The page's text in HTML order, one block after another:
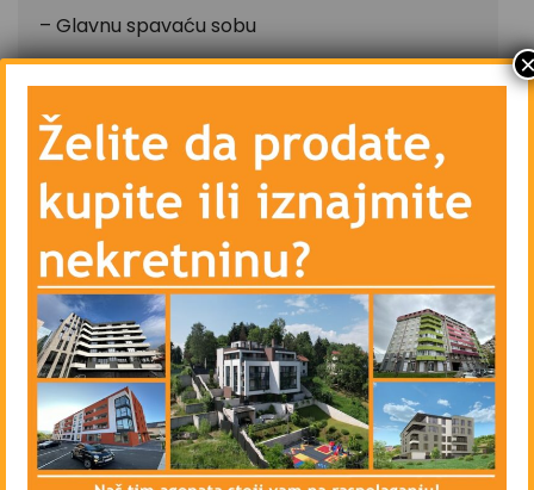
– Glavnu spavaću sobu
– Treću spavaću ili radnu sobu
– Kupatilo i dodatni toalet
– Hodnik
– Centralno grijanje – gradsko – Toplane
– Klima uređaj
– Vanjsku PVC stolariju sa vanjskim roletnama i
unutrašnju drvenu stolariju
– Blindirana vrata, Interfon, lift